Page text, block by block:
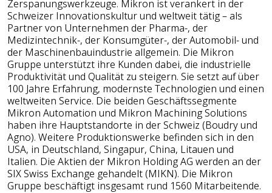
Zerspanungswerkzeuge. Mikron ist verankert in der
Schweizer Innovationskultur und weltweit tätig – als
Partner von Unternehmen der Pharma-, der
Medizintechnik-, der Konsumgüter-, der Automobil- und
der Maschinenbauindustrie allgemein. Die Mikron
Gruppe unterstützt ihre Kunden dabei, die industrielle
Produktivität und Qualität zu steigern. Sie setzt auf über
100 Jahre Erfahrung, modernste Technologien und einen
weltweiten Service. Die beiden Geschäftssegmente
Mikron Automation und Mikron Machining Solutions
haben ihre Hauptstandorte in der Schweiz (Boudry und
Agno). Weitere Produktionswerke befinden sich in den
USA, in Deutschland, Singapur, China, Litauen und
Italien. Die Aktien der Mikron Holding AG werden an der
SIX Swiss Exchange gehandelt (MIKN). Die Mikron
Gruppe beschäftigt insgesamt rund 1560 Mitarbeitende.